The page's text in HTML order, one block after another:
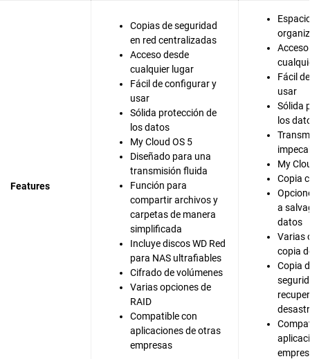
Features
Copias de seguridad
en red centralizadas
Acceso desde
cualquier lugar
Fácil de configurar y
usar
Sólida protección de
los datos
My Cloud OS 5
Diseñado para una
transmisión fluida
Función para
compartir archivos y
carpetas de manera
simplificada
Incluye discos WD Red
para NAS ultrafiables
Cifrado de volúmenes
Varias opciones de
RAID
Compatible con
aplicaciones de otras
empresas
Fácil
usar
Sólida
los
My
Copia
a
datos
Varias
copia
Copia